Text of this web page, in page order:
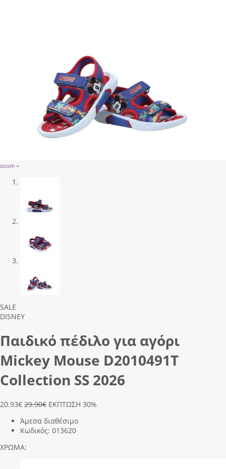
zoom +
Previous
Next
SALE
DISNEY
Παιδικό πέδιλο για αγόρι
Mickey Mouse D2010491Τ
Collection SS 2026
20.93€ 29.90€ ΕΚΠΤΩΣΗ 30%
Άμεσα διαθέσιμο
Κωδικός: 013620
ΧΡΩΜΑ: